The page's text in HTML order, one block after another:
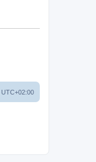
UTC+02:00